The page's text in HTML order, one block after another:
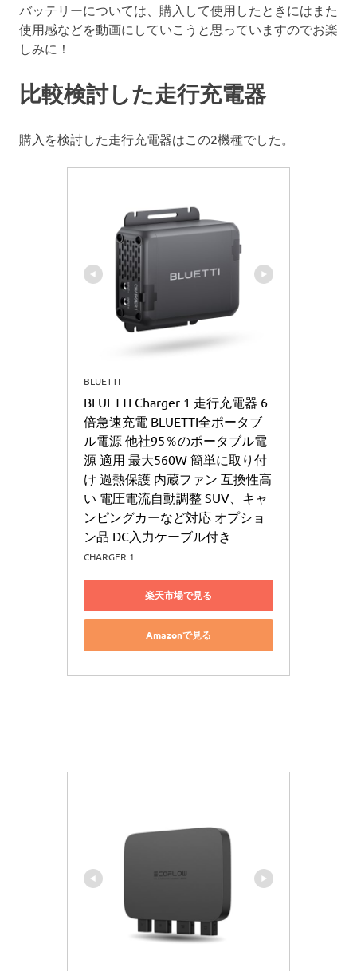
バッテリーについては、購入して使用したときにはまた
使用感などを動画にしていこうと思っていますのでお楽
しみに！
比較検討した走行充電器
購入を検討した走行充電器はこの2機種でした。
BLUETTI
BLUETTI Charger 1 走行充電器 6
倍急速充電 BLUETTI全ポータブ
ル電源 他社95％のポータブル電
源 適用 最大560W 簡単に取り付
け 過熱保護 内蔵ファン 互換性高
い 電圧電流自動調整 SUV、キャ
ンピングカーなど対応 オプショ
ン品 DC入力ケーブル付き
CHARGER 1
楽天市場で見る
Amazonで見る